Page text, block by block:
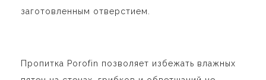
заготовленным отверстием.
Пропитка Porofin позволяет избежать влажных